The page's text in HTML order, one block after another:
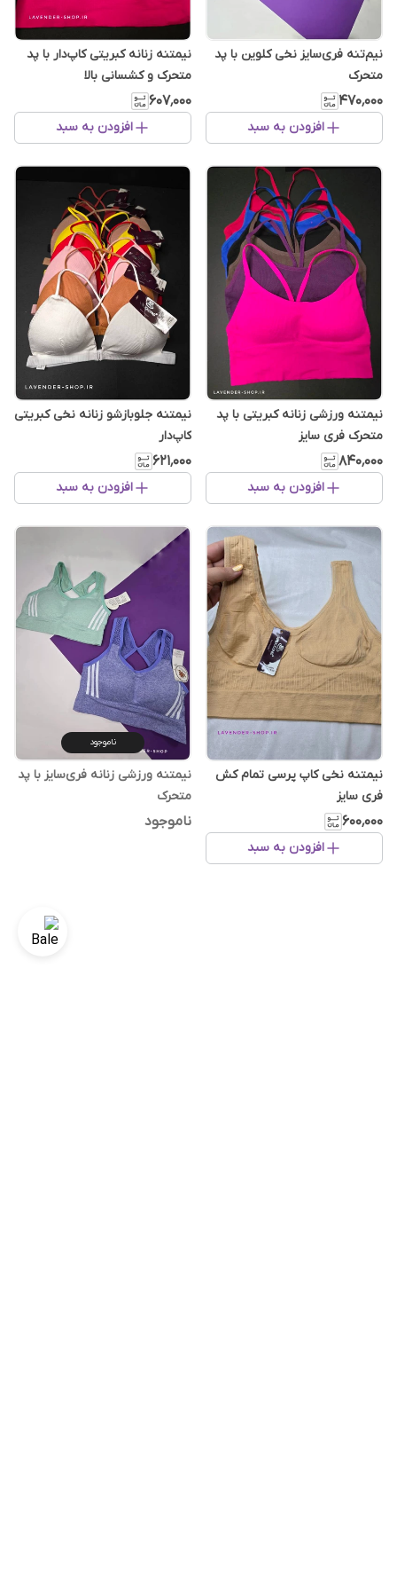
نیم‌تنه فری‌سایز نخی کلوین با پد
متحرک
۴۷۰٬۰۰۰
افزودن به سبد
نیمتنه زنانه کبریتی کاپ‌دار با پد
متحرک و کشسانی بالا
۶۰۷٬۰۰۰
افزودن به سبد
نیمتنه ورزشی زنانه کبریتی با پد
متحرک فری سایز
۸۴۰٬۰۰۰
افزودن به سبد
نیمتنه جلوبازشو زنانه نخی کبریتی
کاپ‌دار
۶۲۱٬۰۰۰
افزودن به سبد
نیمتنه نخی کاپ پرسی تمام کش
فری سایز
۶۰۰٬۰۰۰
افزودن به سبد
ناموجود
نیمتنه ورزشی زنانه فری‌سایز با پد
متحرک
ناموجود